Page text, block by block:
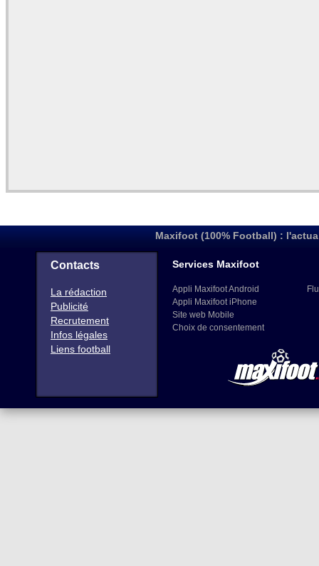
Maxifoot (100% Football) :
Contacts
La rédaction
Publicité
Recrutement
Infos légales
Liens football
Services Maxifoot
Appli Maxifoot Android
Appli Maxifoot iPhone
Site web Mobile
Choix de consentement